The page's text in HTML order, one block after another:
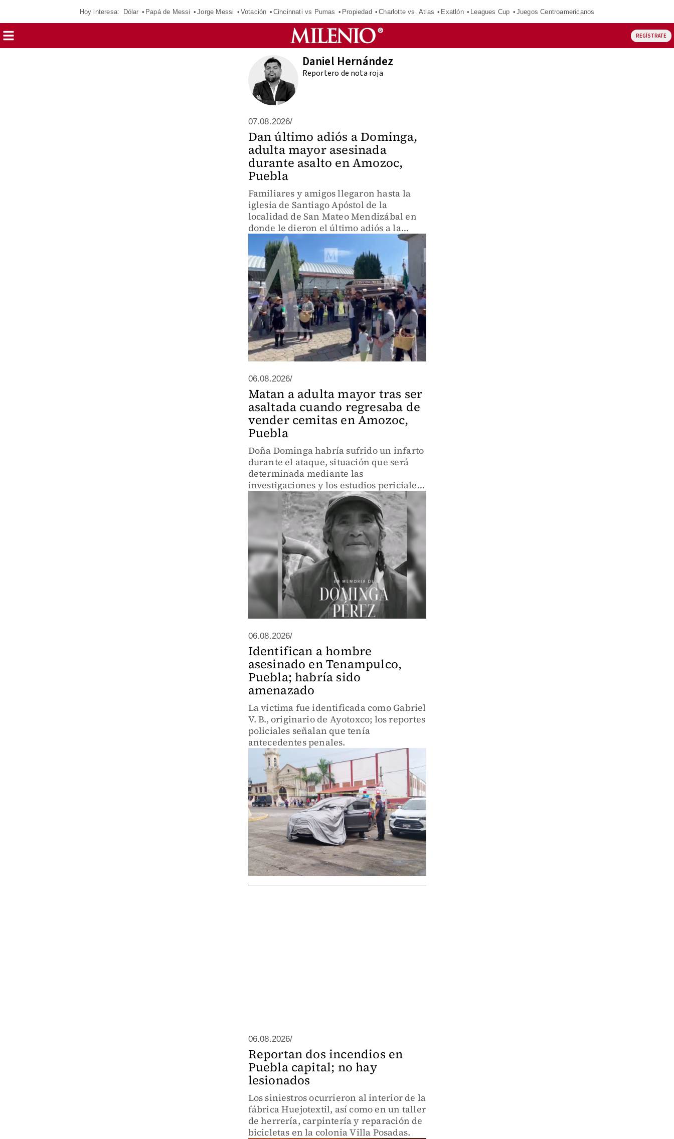
Hoy interesa: Dólar Papá de Messi Jorge Messi Votación Cincinnati vs Pumas Propiedad Charlotte vs. Atlas Exatlón Leagues Cup Juegos Centroamericanos
REGÍSTRATE
Daniel Hernández
Reportero de nota roja
07.08.2026/
Dan último adiós a Dominga,
adulta mayor asesinada
durante asalto en Amozoc,
Puebla
Familiares y amigos llegaron hasta la
iglesia de Santiago Apóstol de la
localidad de San Mateo Mendizábal en
donde le dieron el último adiós a la
mujer de 83 años.
06.08.2026/
Matan a adulta mayor tras ser
asaltada cuando regresaba de
vender cemitas en Amozoc,
Puebla
Doña Dominga habría sufrido un infarto
durante el ataque, situación que será
determinada mediante las
investigaciones y los estudios periciales
correspondientes.
06.08.2026/
Identifican a hombre
asesinado en Tenampulco,
Puebla; habría sido
amenazado
La víctima fue identificada como Gabriel
V. B., originario de Ayotoxco; los reportes
policiales señalan que tenía
antecedentes penales.
06.08.2026/
Reportan dos incendios en
Puebla capital; no hay
lesionados
Los siniestros ocurrieron al interior de la
fábrica Huejotextil, así como en un taller
de herrería, carpintería y reparación de
bicicletas en la colonia Villa Posadas.